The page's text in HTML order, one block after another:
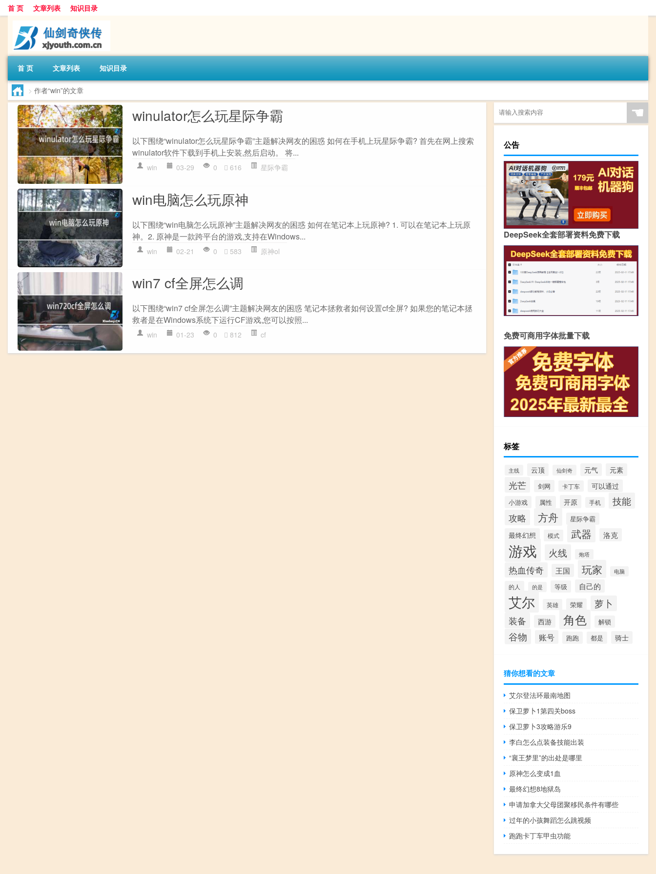
首 页 文章列表 知识目录
首 页 文章列表 知识目录
> 作者“win”的文章
winulator怎么玩星际争霸
以下围绕“winulator怎么玩星际争霸”主题解决网友的困惑 如何在手机上玩星际争霸? 首先在网上搜索
winulator软件下载到手机上安装,然后启动。 将...
win 03-29 0 616 星际争霸
win电脑怎么玩原神
以下围绕“win电脑怎么玩原神”主题解决网友的困惑 如何在笔记本上玩原神? 1. 可以在笔记本上玩原
神。2. 原神是一款跨平台的游戏,支持在Windows...
win 02-21 0 583 原神ol
win7 cf全屏怎么调
以下围绕“win7 cf全屏怎么调”主题解决网友的困惑 笔记本拯救者如何设置cf全屏? 如果您的笔记本拯
救者是在Windows系统下运行CF游戏,您可以按照...
win 01-23 0 812 cf
☚
公告
DeepSeek全套部署资料免费下载
免费可商用字体批量下载
标签
主线 云顶 仙剑奇 元气 元素
光芒 剑网 卡丁车 可以通过
小游戏 属性 开原 手机 技能
攻略 方舟 星际争霸
最终幻想 模式 武器 洛克
游戏 火线 炮塔
热血传奇 王国 玩家 电脑
的人 的是 等级 自己的
艾尔 英雄 荣耀
萝卜
装备
西游 角色 解锁
谷物 账号 跑跑 都是 骑士
猜你想看的文章
艾尔登法环最南地图
保卫萝卜1第四关boss
保卫萝卜3攻略游乐9
李白怎么点装备技能出装
“襄王梦里”的出处是哪里
原神怎么变成1血
最终幻想8地狱岛
申请加拿大父母团聚移民条件有哪些
过年的小孩舞蹈怎么跳视频
跑跑卡丁车甲虫功能